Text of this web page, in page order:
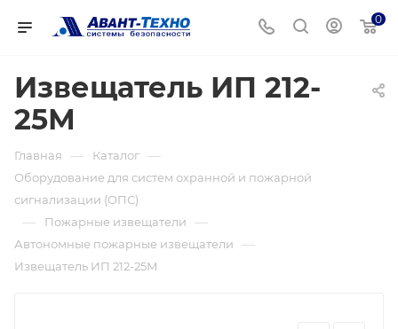
0
Извещатель ИП 212-
25М
Главная — Каталог —
Оборудование для систем охранной и пожарной
сигнализации (ОПС)
— Пожарные извещатели —
Автономные пожарные извещатели —
Извещатель ИП 212-25М